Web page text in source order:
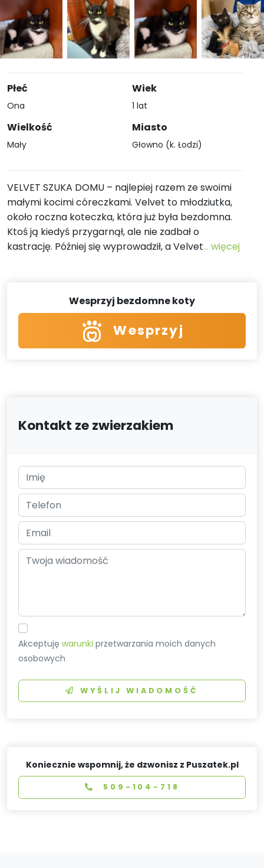
Płeć
Ona
Wielkość
Mały
Wiek
1 lat
Miasto
Głowno (k. Łodzi)
VELVET SZUKA DOMU – najlepiej razem ze swoimi
małymi kocimi córeczkami. Velvet to młodziutka,
około roczna koteczka, która już była bezdomna.
Ktoś ją kiedyś przygarnął, ale nie zadbał o
kastrację. Później się wyprowadził, a Velvet... więcej
Wesprzyj bezdomne koty
Wesprzyj
Kontakt ze zwierzakiem
Akceptujęwarunki przetwarzania moich danych
osobowych
WYŚLIJ WIADOMOŚĆ
Koniecznie wspomnij, że dzwonisz z Puszatek.pl
509-104-718